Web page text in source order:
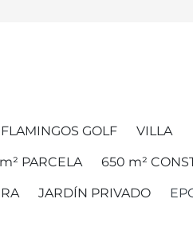
GOLF VILLA
PARCELA 650 m²
JARDÍN PRIVADO